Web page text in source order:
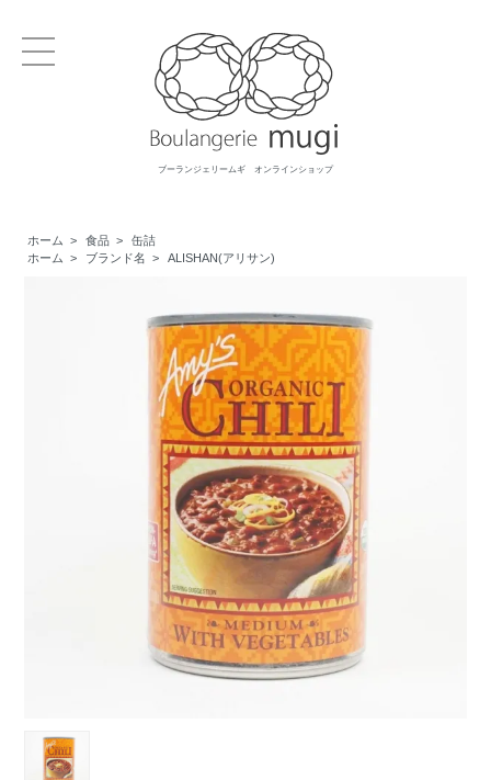
ブーランジェリームギ オンラインショップ
ホーム > 食品 >
缶詰
ホーム > ブランド名 > ALISHAN(アリサン)